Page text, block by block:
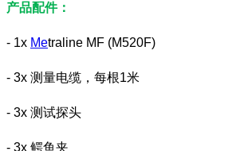
产品配件：
- 1x Metraline MF (M520F)
- 3x 测量电缆，每根1米
- 3x 测试探头
- 3x 鳄鱼夹